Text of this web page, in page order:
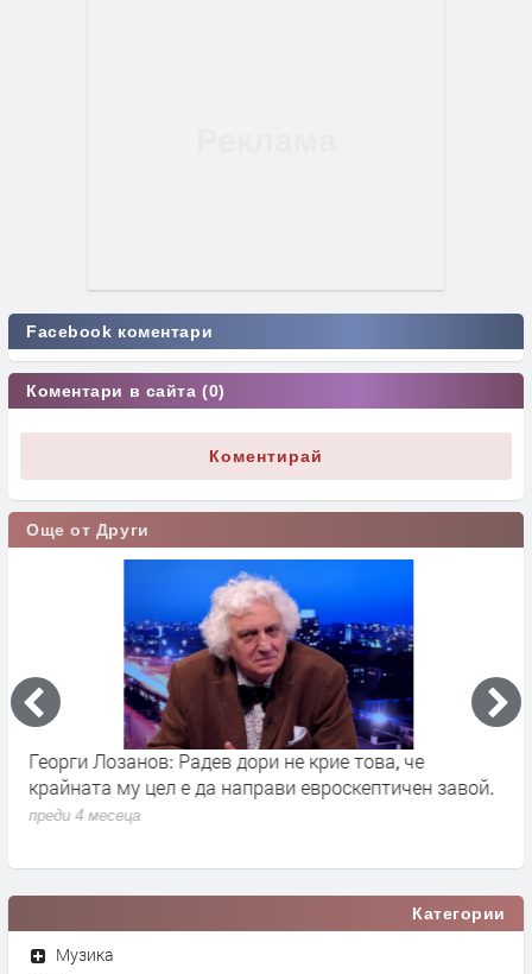
Facebook коментари
Коментари в сайта (0)
Коментирай
Още от Други
Георги Лозанов: Радев дори не крие това, че
крайната му цел е да направи евроскептичен завой.
преди 4 месеца
Категории
Музика